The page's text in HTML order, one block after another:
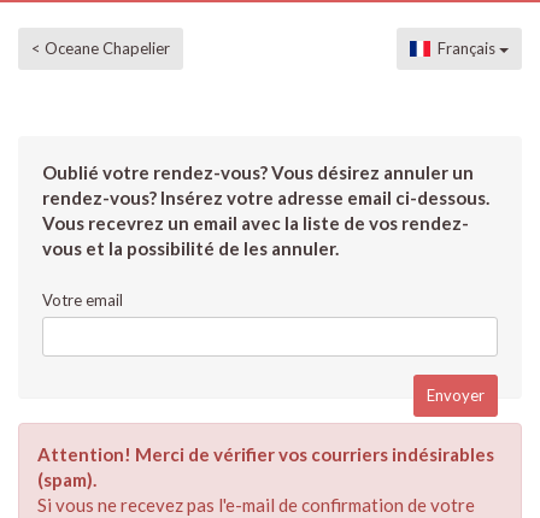
< Oceane Chapelier Français
Oublié votre rendez-vous? Vous désirez annuler un
rendez-vous? Insérez votre adresse email ci-dessous.
Vous recevrez un email avec la liste de vos rendez-
vous et la possibilité de les annuler.
Votre email
Attention! Merci de vérifier vos courriers indésirables
(spam).
Si vous ne recevez pas l'e-mail de confirmation de votre